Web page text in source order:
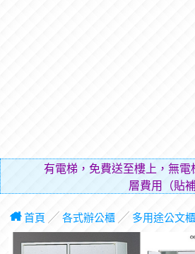
有電梯，免費送至樓上，無
層費用（貼補搬
首頁 ╱ 各式辦公櫃╱ 多用途公文櫃